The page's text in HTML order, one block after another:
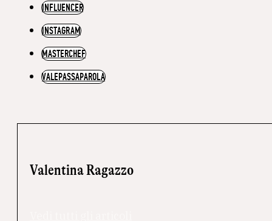
INFLUENCER
INSTAGRAM
MASTERCHEF
VALEPASSAPAROLA
Valentina Ragazzo